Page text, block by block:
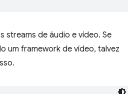
streams de áudio e vídeo. Se
um framework de vídeo, talvez